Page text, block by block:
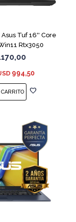
Tuf 16'' Core
Rtx3050
994,50